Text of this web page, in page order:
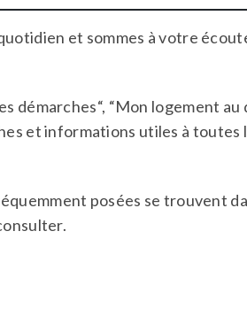
et sommes à votre
démarches“, “Mon logement
et informations utiles à toutes
posées se trouvent